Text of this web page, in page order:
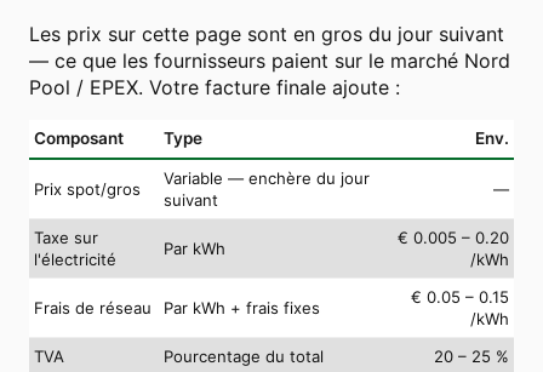
Les prix sur cette page sont en gros du jour suivant
— ce que les fournisseurs paient sur le marché Nord
Pool / EPEX. Votre facture finale ajoute :
Composant Type Env.
Prix spot/gros
Variable — enchère du jour
suivant
—
Taxe sur
l'électricité
Par kWh
€ 0.005 – 0.20
/kWh
Frais de réseau Par kWh + frais fixes
€ 0.05 – 0.15
/kWh
TVA
Pourcentage du total
20 – 25 %